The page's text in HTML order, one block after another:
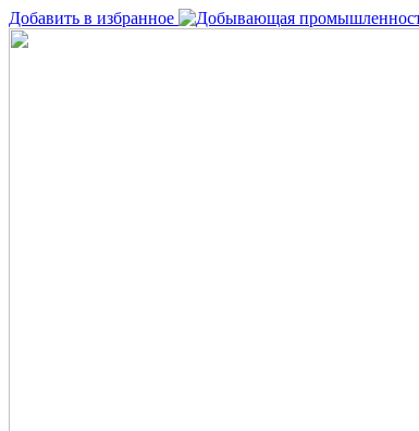
Добавить в избранное